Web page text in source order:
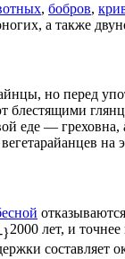
, бобров,
а также
но
еде —
на
2000 лет, и
составляет